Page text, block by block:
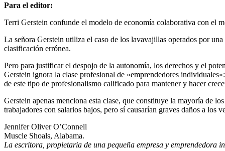
Para el editor:
Terri Gerstein confunde el modelo de economía colaborativa con el
La señora Gerstein utiliza el caso de los lavavajillas operados por
clasificación errónea.
Pero para justificar el despojo de la autonomía, los derechos y el
Gerstein ignora la clase profesional de «emprendedores
de este tipo de profesionalismo calificado para mantener y hacer
Gerstein apenas menciona esta clase, que constituye la mayoría de
trabajadores con salarios bajos, pero sí causarían graves daños a los
Jennifer Oliver O’Connell
Muscle Shoals, Alabama.
La escritora, propietaria de una pequeña empresa y emprendedora